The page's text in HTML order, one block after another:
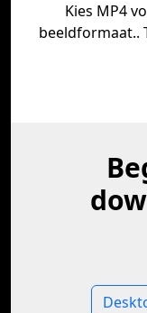
Kies MP4
beeldformaat..